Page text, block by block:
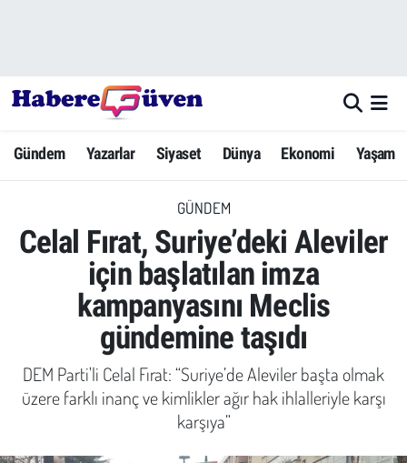
Gündem Yazarlar Siyaset Dünya Ekonomi Yaşam
GÜNDEM
Celal Fırat, Suriye’deki Aleviler
için başlatılan imza
kampanyasını Meclis
gündemine taşıdı
DEM Parti'li Celal Fırat: “Suriye’de Aleviler başta olmak
üzere farklı inanç ve kimlikler ağır hak ihlalleriyle karşı
karşıya”
Yazarlar
Dünya
Ekonomi
Yaşam
Yerel Haberler
Eğitim
Hava Durumu
Trafik Durumu
Süper Lig Puan Durumu ve Fikstür
Tüm Manşetler
Son Dakika Haberleri
Haber Arşivi